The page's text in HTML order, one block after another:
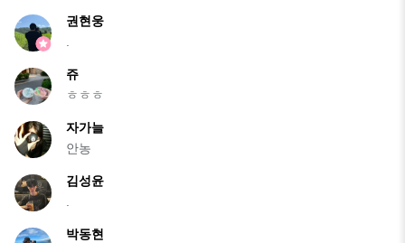
권현웅
.
쥬
ㅎㅎㅎ
자가늘
안농
김성윤
.
박동현